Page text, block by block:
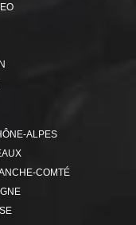
ALPES
COMTÉ